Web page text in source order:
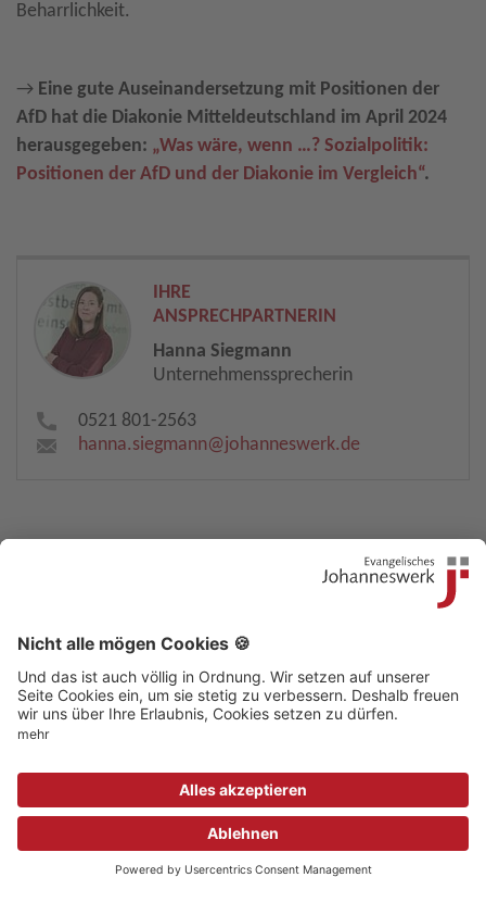
Beharrlichkeit.
→ Eine gute Auseinandersetzung mit Positionen der
AfD hat die Diakonie Mitteldeutschland im April 2024
herausgegeben: „Was wäre, wenn …? Sozialpolitik:
Positionen der AfD und der Diakonie im Vergleich“.
IHRE
ANSPRECHPARTNERIN
Hanna Siegmann
Unternehmenssprecherin
0521 801-2563
hanna.siegmann​@johanneswerk.de
Beschwerdestelle Impressum Sitemap